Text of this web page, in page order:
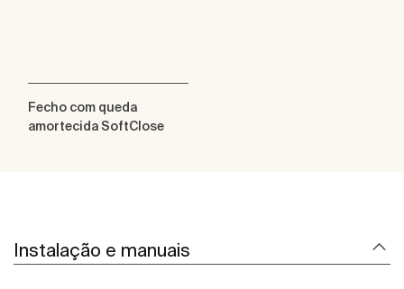
Fecho com queda
amortecida SoftClose
Instalação e manuais